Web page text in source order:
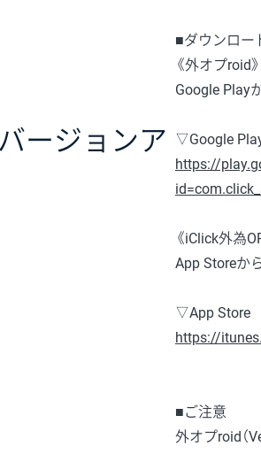
ージョンア
■ダウンロー
《外オプroid》
Google Play
▽Google Play
https://
《iClick外為
App Storeか
▽App Store
https://
■ご注意
外オプroid（